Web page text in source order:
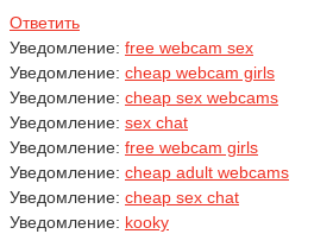
Ответить
Уведомление: free webcam sex
Уведомление: cheap webcam girls
Уведомление: cheap sex webcams
Уведомление: sex chat
Уведомление: free webcam girls
Уведомление: cheap adult webcams
Уведомление: cheap sex chat
Уведомление: kooky